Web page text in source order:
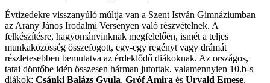
Évtizedekre visszanyúló múltja van a Szent István Gimnáziumban
az Arany János Irodalmi Versenyen való részvételnek. A
felkészítésre, hagyományinknak megfelelően, ismét a teljes
munkaközösség összefogott, egy-egy regényt vagy drámát
részletesebben bemutatva az érdeklődő diákoknak. Az országos,
tatai döntőbe idén összesen hárman jutottak, valamennyien 10.b-s
diákok: Csánki Balázs Gyula, Gróf Amira és Urvald Emese.